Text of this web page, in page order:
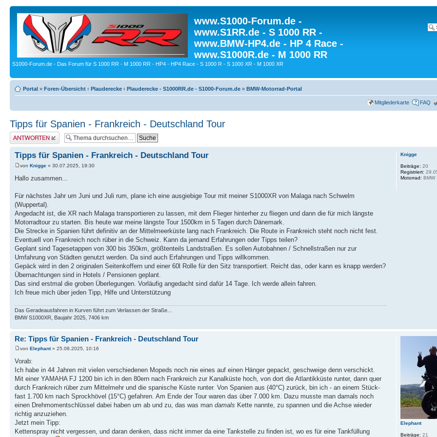
www.S1000-Forum.de -
www.S1RR.de - S 1000 RR -
www.BMW-HP4.de - HP 4 Race -
www.S1000R.de - M 1000 RR
S1000-Forum.de - Das Forum für S 1000 RR - M 1000 RR - HP4 - HP4 Race - S 1000 R - S 1000 XR - M 1000 XR
Portal » Foren-Übersicht ‹ Plauderecke ‹ Plauderecke - S1000RR.de - S1000-Forum.de » BMW-Motorrad-Portal
Mitgliederkarte FAQ
Tipps für Spanien - Frankreich - Deutschland Tour
Antwort erstellen
Tipps für Spanien - Frankreich - Deutschland Tour
von Knigge » 30.07.2025, 19:30
Hallo zusammen...
Für nächstes Jahr um Juni und Juli rum, plane ich eine ausgiebige Tour mit meiner S1000XR von Malaga nach Schwelm
(Wuppertal).
Angedacht ist, die XR nach Malaga transportieren zu lassen, mit dem Flieger hinterher zu fliegen und dann die für mich längste
Motorradtour zu starten. Bis heute war meine längste Tour 1500km in 5 Tagen durch Dänemark.
Die Strecke in Spanien führt definitiv an der Mittelmeerküste lang nach Frankreich. Die Route in Frankreich steht noch nicht fest.
Eventuell von Frankreich noch rüber in die Schweiz. Kann da jemand Erfahrungen oder Tipps teilen?
Geplant sind Tagesetappen von 300 bis 350km, größtenteils Landstraßen. Es sollen Autobahnen / Schnellstraßen nur zur
Umfahrung von Städten genutzt werden. Da sind auch Erfahrungen und Tipps willkommen.
Gepäck wird in den 2 originalen Seitenkoffern und einer 60l Rolle für den Sitz transportiert. Reicht das, oder kann es knapp werden?
Übernachtungen sind in Hotels / Pensionen geplant.
Das sind erstmal die groben Überlegungen. Vorläufig angedacht sind dafür 14 Tage. Ich werde allein fahren.
Ich freue mich über jeden Tipp, Hilfe und Unterstützung
Das Geradeausfahren in Kurven führt zum Verlassen der Straße...
BMW S1000XR, Baujahr 2025, 7406 km
Knigge
Beiträge: 20
Registriert:
Motorrad: BMW
Re: Tipps für Spanien - Frankreich - Deutschland Tour
von Elephant» 25.08.2025, 10:16
Vorab:
Ich habe in 44 Jahren mit vielen verschiedenen Mopeds noch nie eines auf einen Hänger gepackt, geschweige denn verschickt.
Mit einer YAMAHA FJ 1200 bin ich in den 80ern nach Frankreich zur Kanalküste hoch, von dort die Atlantikküste runter, dann quer
durch Frankreich rüber zum Mittelmehr und die spanische Küste runter. Von Spanien aus (40°C) zurück, bin ich - an einem Stück-
fast 1.700 km nach Sprockhövel (15°C) gefahren. Am Ende der Tour waren das über 7.000 km. Dazu musste man damals noch
einen Drehmomentschlüssel dabei haben um ab und zu, das was man damals Kette nannte, zu spannen und die Achse wieder
richtig anzuziehen.
Jetzt mein Tipp:
Kettenspray nicht vergessen, und daran denken, dass nicht immer da eine Tankstelle zu finden ist, wo es für eine Tankfüllung
Elephant
Beiträge: 21